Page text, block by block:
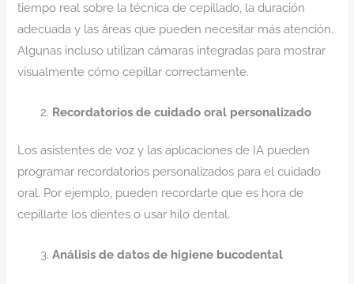
tiempo real sobre la técnica de cepillado, la duración
adecuada y las áreas que pueden necesitar más atención.
Algunas incluso utilizan cámaras integradas para mostrar
visualmente cómo cepillar correctamente.
Recordatorios de cuidado oral personalizado
Los asistentes de voz y las aplicaciones de IA pueden
programar recordatorios personalizados para el cuidado
oral. Por ejemplo, pueden recordarte que es hora de
cepillarte los dientes o usar hilo dental.
Análisis de datos de higiene bucodental